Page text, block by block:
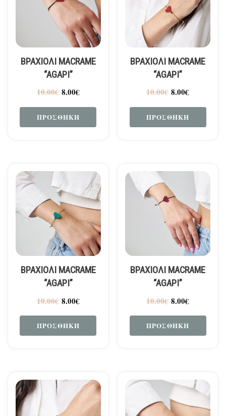
ΒΡΑΧΙΟΛΙ MACRAME
“AGAPI”
10.00€ 8.00€
ΠΡΟΣΘΉΚΗ
ΒΡΑΧΙΟΛΙ MACRAME
“AGAPI”
10.00€ 8.00€
ΠΡΟΣΘΉΚΗ
ΒΡΑΧΙΟΛΙ MACRAME
“AGAPI”
10.00€ 8.00€
ΠΡΟΣΘΉΚΗ
ΒΡΑΧΙΟΛΙ MACRAME
“AGAPI”
10.00€ 8.00€
ΠΡΟΣΘΉΚΗ